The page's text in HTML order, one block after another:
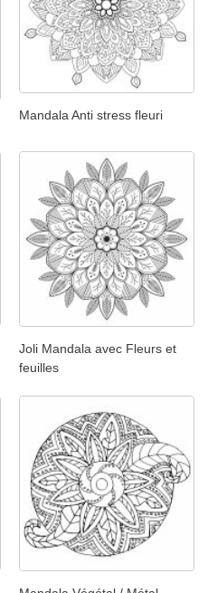
Mandala Anti stress fleuri
Joli Mandala avec Fleurs et
feuilles